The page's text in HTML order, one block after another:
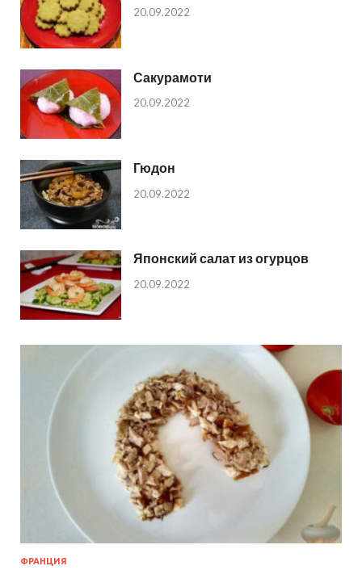
20.09.2022
Сакурамоти
20.09.2022
Гюдон
20.09.2022
Японский салат из огурцов
20.09.2022
ФРАНЦИЯ